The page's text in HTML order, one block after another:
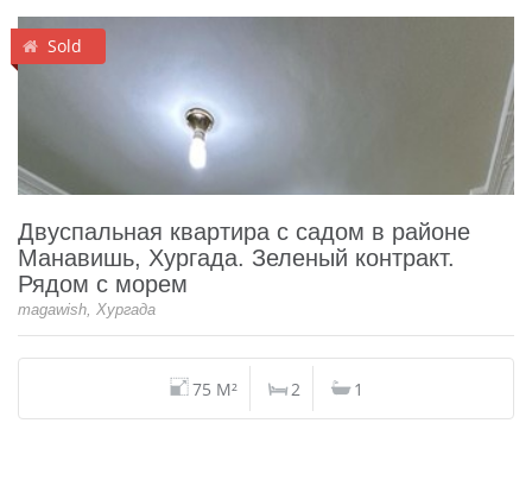
Sold
Двуспальная квартира с садом в районе
Манавишь, Хургада. Зеленый контракт.
Рядом с морем
magawish, Хургада
75 M² 2 1